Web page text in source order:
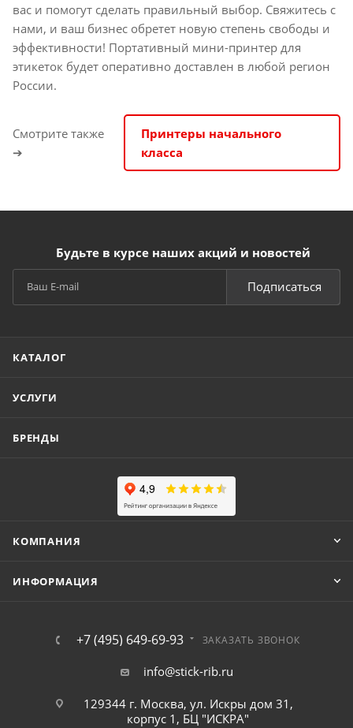
вас и помогут сделать правильный выбор. Свяжитесь с
нами, и ваш бизнес обретет новую степень свободы и
эффективности! Портативный мини-принтер для
этикеток будет оперативно доставлен в любой регион
России.
Смотрите также
➔
Принтеры начального
класса
Будьте в курсе наших акций и новостей
Подписаться
КАТАЛОГ
УСЛУГИ
БРЕНДЫ
КОМПАНИЯ
ИНФОРМАЦИЯ
+7 (495) 649-69-93 ЗАКАЗАТЬ ЗВОНОК
info@stick-rib.ru
129344 г. Москва, ул. Искры дом 31,
корпус 1, БЦ "ИСКРА"